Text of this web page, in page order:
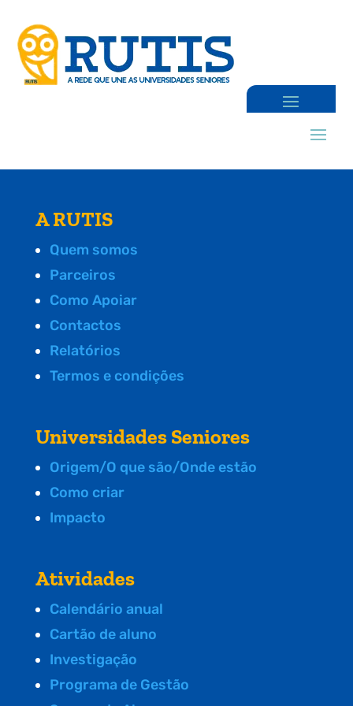
A RUTIS
Quem somos
Parceiros
Como Apoiar
Contactos
Relatórios
Termos e condições
Universidades Seniores
Origem/O que são/Onde estão
Como criar
Impacto
Atividades
Calendário anual
Cartão de aluno
Investigação
Programa de Gestão